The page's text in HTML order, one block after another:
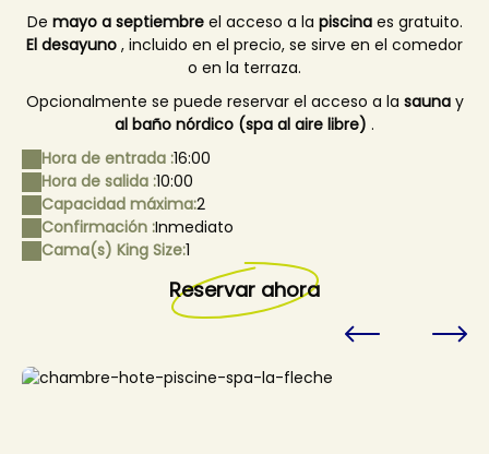
De mayo a septiembreel acceso a la piscinaes gratuito.
El desayuno , incluido en el precio, se sirve en el comedor
o en la terraza.
Opcionalmente se puede reservar el acceso a la saunay
al baño nórdico (spa al aire libre) .
Hora de entrada :16:00
Hora de salida :10:00
Capacidad máxima:2
Confirmación :Inmediato
Cama(s) King Size:1
Reservar ahora